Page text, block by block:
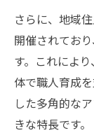
さらに、地域
開催されてお
す。これによ
体で職人育成
した多角的な
きな特長です。